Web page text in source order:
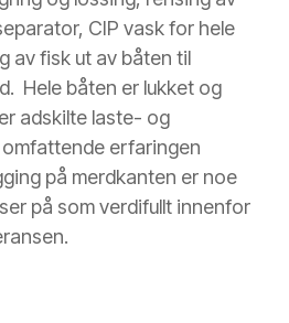
CIP vask for hele
av fisk ut av båten til
Hele båten er lukket og
adskilte laste- og
erfaringen
på merdkanten er noe
på som verdifullt innenfor